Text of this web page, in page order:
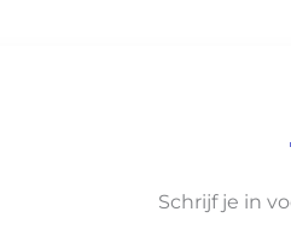
Schrijf je in